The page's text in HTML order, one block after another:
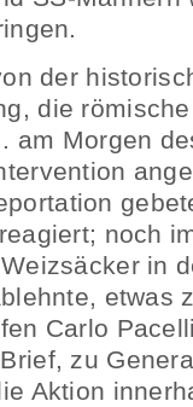
der
die
am Morgen
noch
in
etwas
Carlo
zu
Aktion